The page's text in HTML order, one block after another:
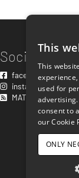
Social links
facebook.com/
instagram.com/
MATCHi blog
This
This
used for
consent to
our Cookie
ONLY